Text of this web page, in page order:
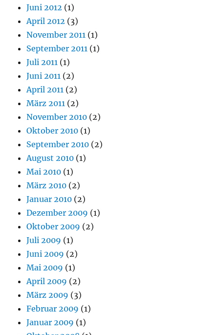
Juni 2012 (1)
April 2012 (3)
November 2011 (1)
September 2011 (1)
Juli 2011 (1)
Juni 2011 (2)
April 2011 (2)
März 2011 (2)
November 2010 (2)
Oktober 2010 (1)
September 2010 (2)
August 2010 (1)
Mai 2010 (1)
März 2010 (2)
Januar 2010 (2)
Dezember 2009 (1)
Oktober 2009 (2)
Juli 2009 (1)
Juni 2009 (2)
Mai 2009 (1)
April 2009 (2)
März 2009 (3)
Februar 2009 (1)
Januar 2009 (1)